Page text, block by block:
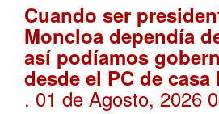
Cuando ser
Moncloa dependía
así podíamos
desde el PC de casa
. 01 de Agosto, 2026